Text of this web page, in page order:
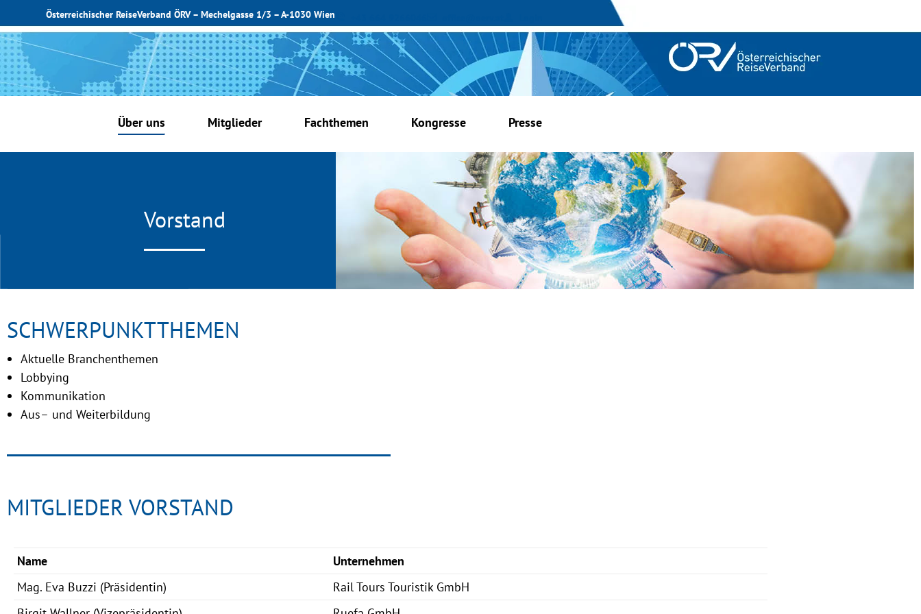
Österreichischer ReiseVerband ÖRV – Mechelgasse 1/3 – A-1030 Wien
Über uns Mitglieder Fachthemen Kongresse Presse
Vorstand
SCHWERPUNKTTHEMEN
Aktuelle Branchenthemen
Lobbying
Kommunikation
Aus– und Weiterbildung
MITGLIEDER VORSTAND
Name
Unternehmen
Mag. Eva Buzzi (Präsidentin)
Rail Tours Touristik GmbH